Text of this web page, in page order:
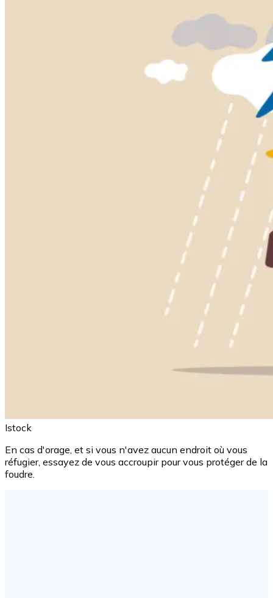
Istock
En cas d'orage, et si vous n'avez aucun endroit où vous
réfugier, essayez de vous accroupir pour vous protéger de la
foudre.